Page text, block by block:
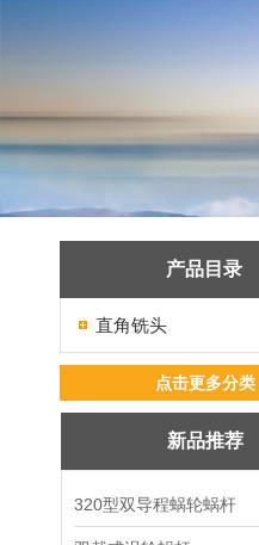
产品目录
直角铣头
点击更多分类
新品推荐
320型双导程蜗轮蜗杆